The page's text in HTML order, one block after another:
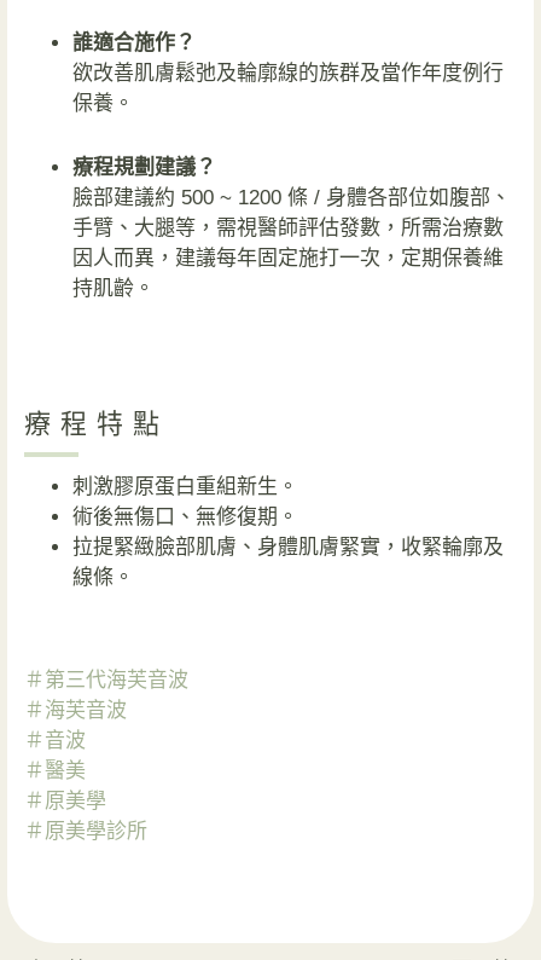
誰適合施作？
欲改善肌膚鬆弛及輪廓線的族群及當作年度例行
保養。
療程規劃建議？
臉部建議約 500 ~ 1200 條 / 身體各部位如腹部、
手臂、大腿等，需視醫師評估發數，所需治療數
因人而異，建議每年固定施打一次，定期保養維
持肌齡。
療程特點
刺激膠原蛋白重組新生。
術後無傷口、無修復期。
拉提緊緻臉部肌膚、身體肌膚緊實，收緊輪廓及
線條。
＃第三代海芙音波
＃海芙音波
＃音波
＃醫美
＃原美學
＃原美學診所